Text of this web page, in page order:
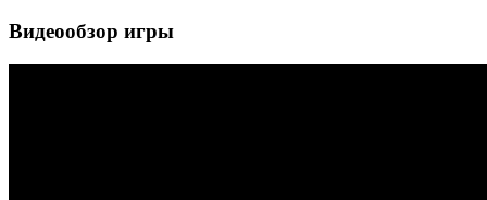
Видеообзор игры